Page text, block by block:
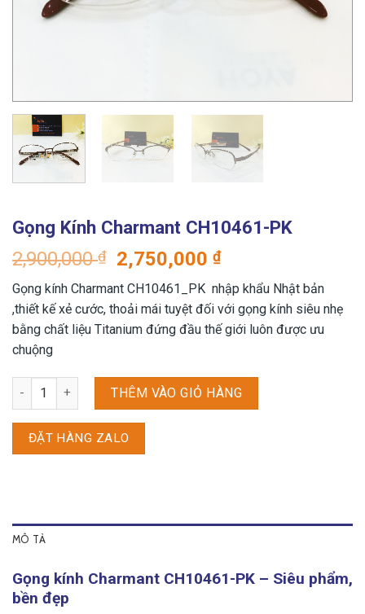
Gọng Kính Charmant CH10461-PK
2,900,000₫
Giá
gốc
là:
2,900,000 ₫.
2,750,000₫Giá
hiện
tại
là:
2,750,000 ₫.
Gọng kính Charmant CH10461_PK nhập khẩu Nhật bản
,thiết kế xẻ cước, thoải mái tuyệt đối với gọng kính siêu nhẹ
bằng chất liệu Titanium đứng đầu thế giới luôn được ưu
chuộng
Gọng kính Charmant CH10461-PK số lượng
THÊM VÀO GIỎ HÀNG
ĐẶT HÀNG ZALO
MÔ TẢ
Gọng kính Charmant CH10461-PK – Siêu phẩm,
bền đẹp